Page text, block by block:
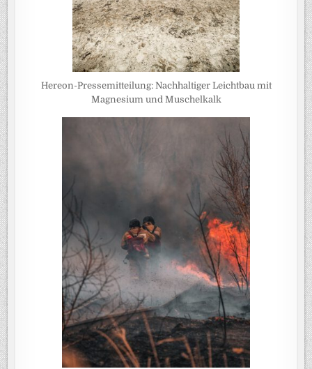
Hereon-Pressemitteilung: Nachhaltiger Leichtbau mit
Magnesium und Muschelkalk